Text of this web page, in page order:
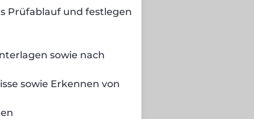
Prüfablauf und festlegen
sowie nach
sowie Erkennen von